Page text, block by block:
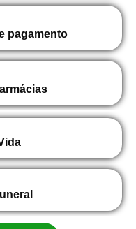
pagamento